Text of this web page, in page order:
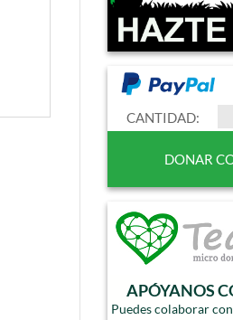
CANTIDAD:
APÓYANOS
Puedes colaborar